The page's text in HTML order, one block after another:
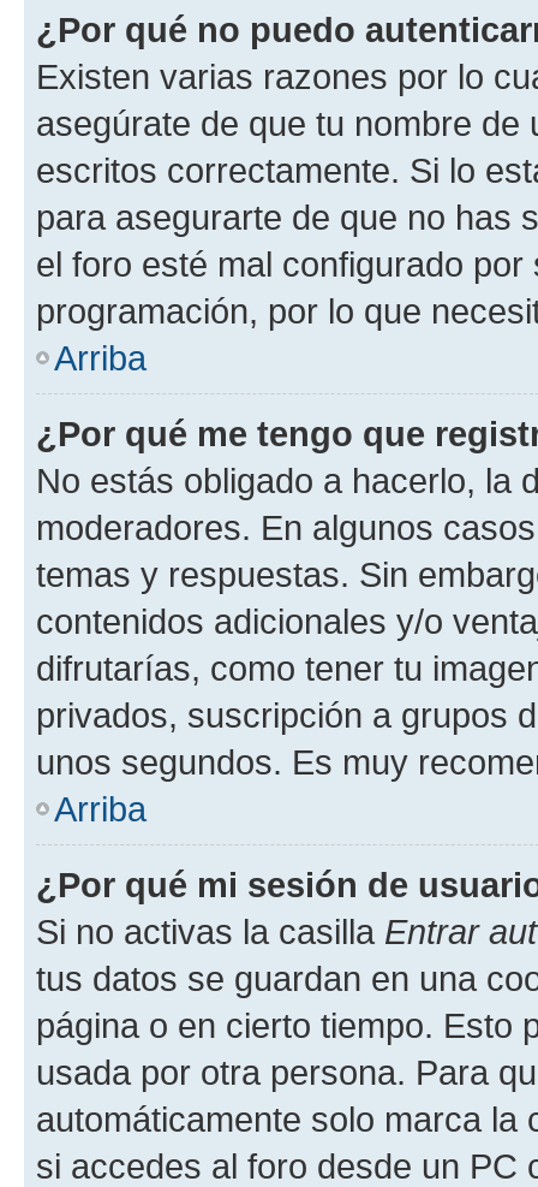
¿Por qué no puedo
Existen varias razones por lo
asegúrate de que tu nombre
escritos correctamente. Si lo
para asegurarte de que no has
el foro esté mal configurado
programación, por lo que
Arriba
¿Por qué me tengo que
No estás obligado a hacerlo, la
moderadores. En algunos
temas y respuestas. Sin
contenidos adicionales y/o
difrutarías, como tener tu
privados, suscripción a grupos
unos segundos. Es muy
Arriba
¿Por qué mi sesión de
Si no activas la casilla Entrar
tus datos se guardan en una
página o en cierto tiempo. Esto
usada por otra persona. Para
automáticamente solo marca la
si accedes al foro desde un PC